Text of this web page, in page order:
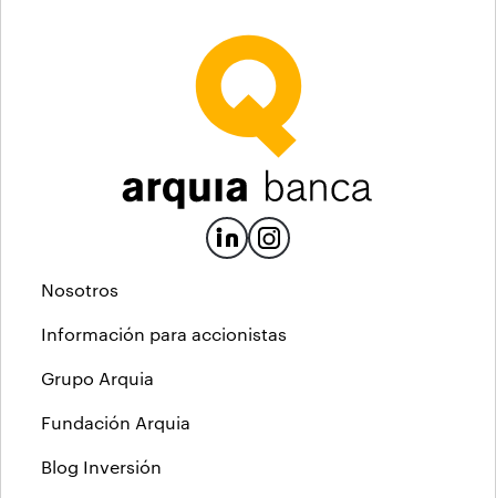
Nosotros
Información para accionistas
Grupo Arquia
Fundación Arquia
Blog Inversión